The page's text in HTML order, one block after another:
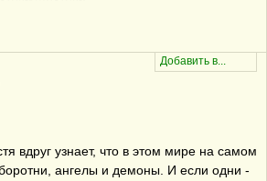
вдруг узнает, что в этом мире на самом
ангелы и демоны. И если одни -